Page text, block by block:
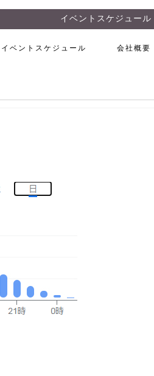
イベントスケジュール
イベントスケジュール 会社概要